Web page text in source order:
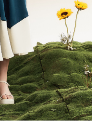
帳號之用戶狀況，依本公司即
之情形，本公司將視審查結果
冊。若發現惡意使用之情形，
使用額度並採取法律行動。
費
查看運費